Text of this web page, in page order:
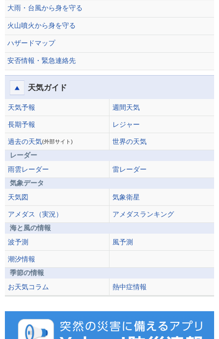
大雨・台風から身を守る
火山噴火から身を守る
ハザードマップ
安否情報・緊急連絡先
天気ガイド
天気予報 週間天気
長期予報 レジャー
過去の天気(外部サイト)
世界の天気
レーダー
雨雲レーダー
雷レーダー
気象データ
天気図
気象衛星
アメダス（実況）
アメダスランキング
海と風の情報
波予測
風予測
潮汐情報
季節の情報
お天気コラム
熱中症情報